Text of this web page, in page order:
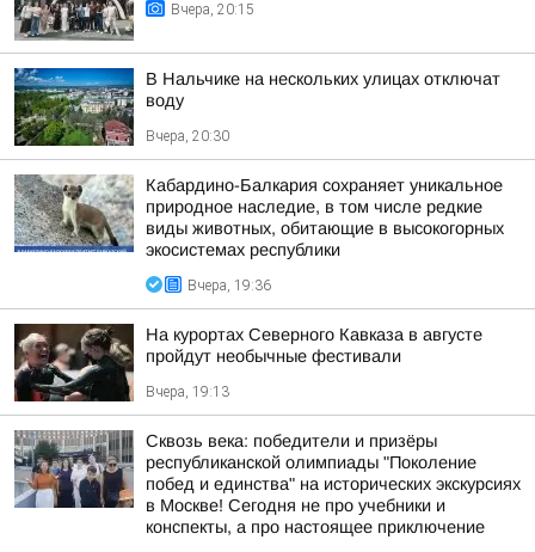
Вчера, 20:15
В Нальчике на нескольких улицах отключат
воду
Вчера, 20:30
Кабардино-Балкария сохраняет уникальное
природное наследие, в том числе редкие
виды животных, обитающие в высокогорных
экосистемах республики
Вчера, 19:36
На курортах Северного Кавказа в августе
пройдут необычные фестивали
Вчера, 19:13
Сквозь века: победители и призёры
республиканской олимпиады "Поколение
побед и единства" на исторических экскурсиях
в Москве! Сегодня не про учебники и
конспекты, а про настоящее приключение